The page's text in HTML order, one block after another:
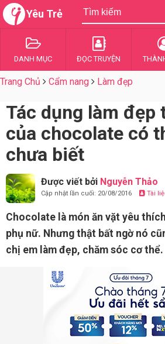
Yêu Trẻ
DANH MỤC ĐỌC TRUYỆN
Trang Chủ Cẩm nang Làm đẹp
Tác dụng làm đẹp
của chocolate có
chưa biết
Được viết bởi Nguyễn Thảo
Cập nhật lần cuối: 20/08/2016 Tài
Chocolate là món ăn vặt yêu
phụ nữ. Nhưng thật bất ngờ nó
chị em làm đẹp, chăm sóc cơ thể.